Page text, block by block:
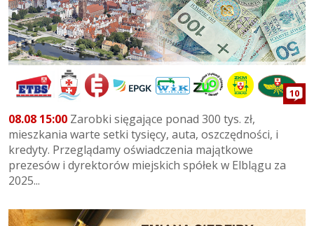
10
08.08 15:00 Zarobki sięgające ponad 300 tys. zł,
mieszkania warte setki tysięcy, auta, oszczędności, i
kredyty. Przeglądamy oświadczenia majątkowe
prezesów i dyrektorów miejskich spółek w Elblągu za
2025...